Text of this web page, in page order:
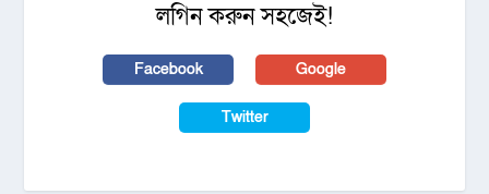
লগিন করুন সহজেই!
Facebook Google
Twitter